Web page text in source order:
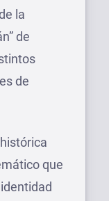
la
de
de
que